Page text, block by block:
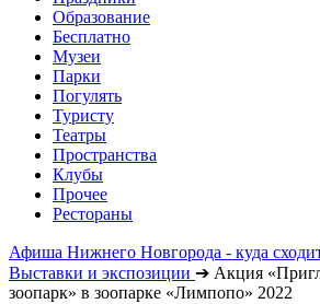
Образование
Бесплатно
Музеи
Парки
Погулять
Туристу
Театры
Пространства
Клубы
Прочее
Рестораны
Афиша Нижнего Новгорода - куда
Выставки и экспозиции ➔ Акция
зоопарк» в зоопарке «Лимпопо» 2022